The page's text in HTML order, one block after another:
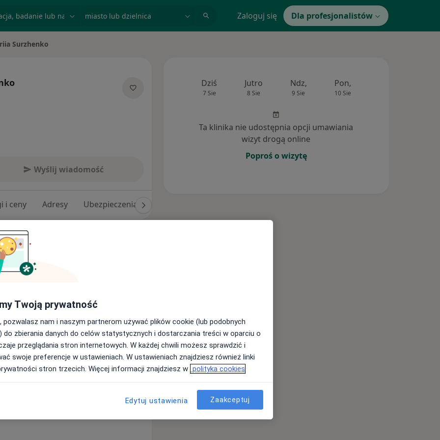
Zaloguj się Dla profesjonalistów
Surzhenko
Wyślij wiadomość
i ceny Adresy Ubezpieczenia
medycznych, kursach,
stawia na empatię i holistyczne
dwubiegunowa
Dziś
7 Sie
Jutro
8 Sie
Ndz,
9 Sie
Pon,
10 Sie
Ta klinika nie udostępnia opcji umawiania
wizyt drogą online
Poproś o wizytę
Twoją prywatność
pozwalasz nam i naszym partnerom używać plików cookie (lub podobnych
do zbierania danych do celów statystycznych i dostarczania treści w oparciu o
przeglądania stron internetowych. W każdej chwili możesz sprawdzić i
swoje preferencje w ustawieniach. W ustawieniach znajdziesz również linki
stron trzecich. Więcej informacji znajdziesz w polityka cookies
Edytuj ustawienia Zaakceptuj